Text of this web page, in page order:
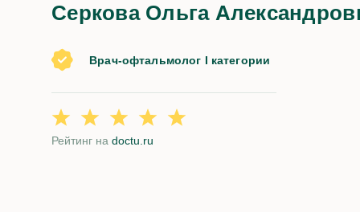
Серкова Ольга
Врач-офтальмолог I категории
Рейтинг на doctu.ru